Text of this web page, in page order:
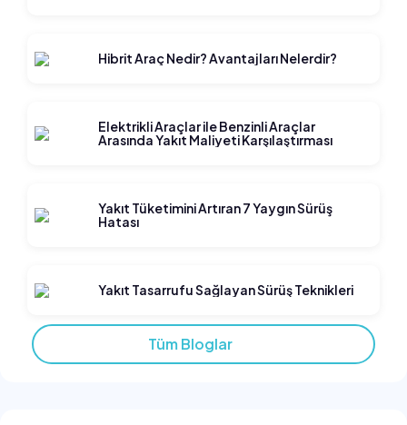
Hibrit Araç Nedir? Avantajları Nelerdir?
Elektrikli Araçlar ile Benzinli Araçlar
Arasında Yakıt Maliyeti Karşılaştırması
Yakıt Tüketimini Artıran 7 Yaygın Sürüş
Hatası
Yakıt Tasarrufu Sağlayan Sürüş Teknikleri
Tüm Bloglar